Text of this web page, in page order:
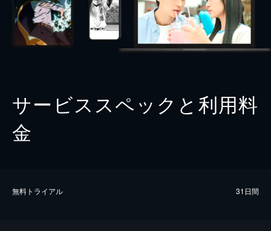
サービススペックと利用料
金
無料トライアル 31日間